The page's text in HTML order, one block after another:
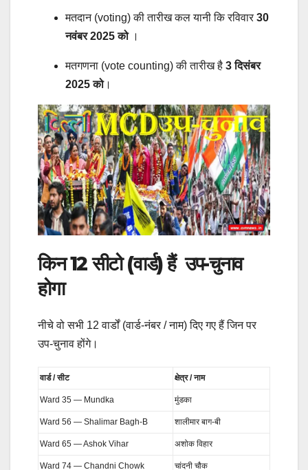
मतदान (voting) की तारीख कल यानी कि रविवार 30
नवंबर 2025 को ।
मतगणना (vote counting) की तारीख है 3 दिसंबर
2025 को।
किन 12 सीटो (वार्ड) हैं उप-चुनाव
होगा
नीचे वो सभी 12 वार्डों (वार्ड-नंबर / नाम) दिए गए हैं जिन पर
उप-चुनाव होंगे।
वार्ड / सीट क्षेत्र / नाम
Ward 35 — Mundka मुंडका
Ward 56 — Shalimar Bagh-B शालीमार बाग-बी
Ward 65 — Ashok Vihar अशोक विहार
Ward 74 — Chandni Chowk चांदनी चौक